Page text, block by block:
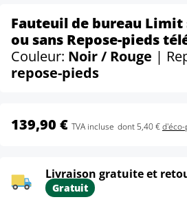
Fauteuil de bureau
ou sans Repose-pieds
Couleur: Noir / Rouge |
repose-pieds
139,90 € TVA incluse dont 5,40 €
Livraison gratuite et
Gratuit